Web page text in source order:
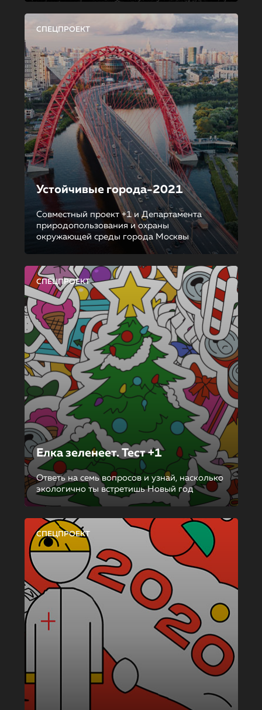
СПЕЦПРОЕКТ
Устойчивые города-2021
Совместный проект +1 и Департамента
природопользования и охраны
окружающей среды города Москвы
СПЕЦПРОЕКТ
Елка зеленеет. Тест +1
Ответь на семь вопросов и узнай, насколько
экологично ты встретишь Новый год
СПЕЦПРОЕКТ